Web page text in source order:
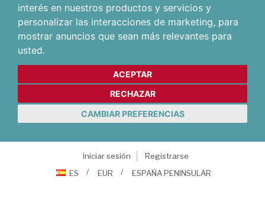
interés en nuestros productos y servicios y
personalizar las interacciones de marketing, para
mostrar anuncios que sean más relevantes para
usted.
ACEPTAR
RECHAZAR
CAMBIAR PREFERENCIAS
Iniciar sesión
Registrarse
ES
EUR ESPAÑA PENINSULAR